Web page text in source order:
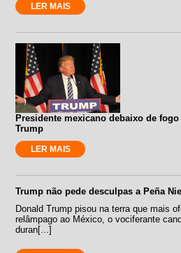
LER MAIS
Presidente mexicano debaixo de
Trump
LER MAIS
Trump não pede desculpas a Peña
Donald Trump pisou na terra que mais
relâmpago ao México, o vociferante
duran[...]